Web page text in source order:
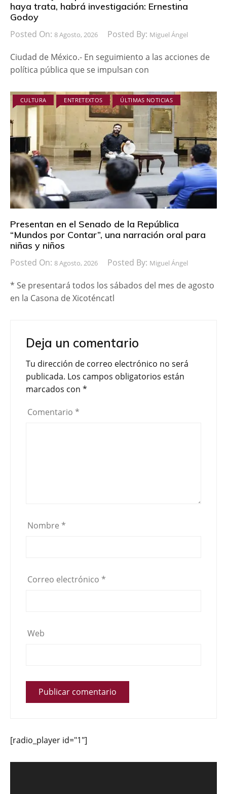
haya trata, habrá investigación: Ernestina
Godoy
Posted On: 8 Agosto, 2026 Posted By: Miguel Ángel
Ciudad de México.- En seguimiento a las acciones de
política pública que se impulsan con
CULTURA ENTRETEXTOS ÚLTIMAS NOTICIAS
Presentan en el Senado de la República
“Mundos por Contar”, una narración oral para
niñas y niños
Posted On: 8 Agosto, 2026 Posted By: Miguel Ángel
* Se presentará todos los sábados del mes de agosto
en la Casona de Xicoténcatl
Deja un comentario
Tu dirección de correo electrónico no será
publicada. Los campos obligatorios están
marcados con *
Comentario *
Nombre *
Correo electrónico *
Web
[radio_player id="1"]